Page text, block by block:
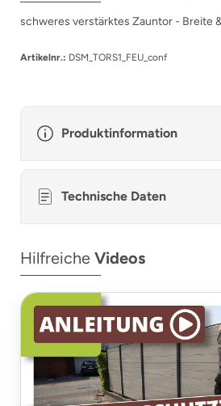
schweres verstärktes Zauntor - Breite
Artikelnr.: DSM_TORS1_FEU_conf
Produktinformation
Technische Daten
Hilfreiche Videos